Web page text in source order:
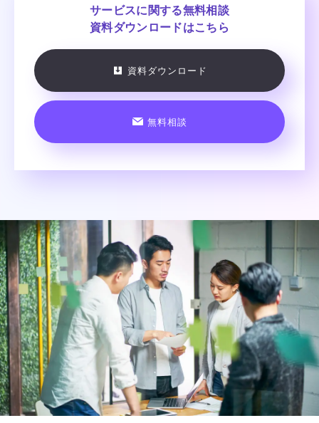
サービスに関する無料相談
資料ダウンロードはこちら
資料ダウンロード
無料相談